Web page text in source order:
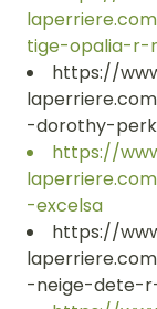
tige-opalia-r-
https://
-dorothy-
https://
-excelsa
https://
-neige-dete-